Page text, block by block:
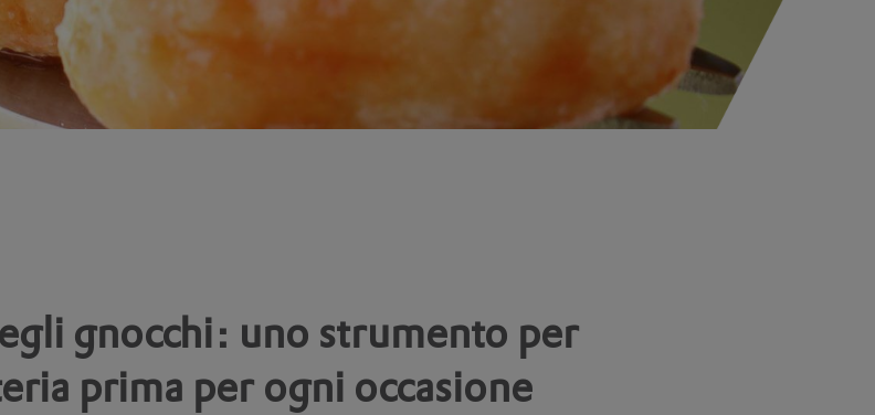
gnocchi: uno strumento per
prima per ogni occasione